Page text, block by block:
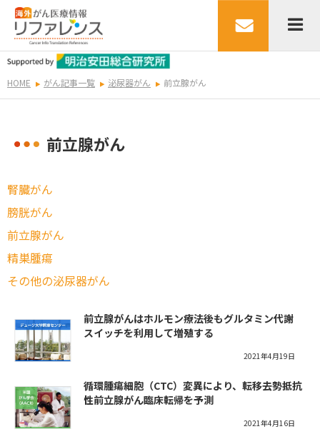
HOME がん記事一覧 泌尿器がん 前立腺がん
前立腺がん
腎臓がん
膀胱がん
前立腺がん
精巣腫瘍
その他の泌尿器がん
前立腺がんはホルモン療法後もグルタミン代謝
スイッチを利用して増殖する
2021年4月19日
循環腫瘍細胞（CTC）変異により、転移去勢抵抗
性前立腺がん臨床転帰を予測
2021年4月16日